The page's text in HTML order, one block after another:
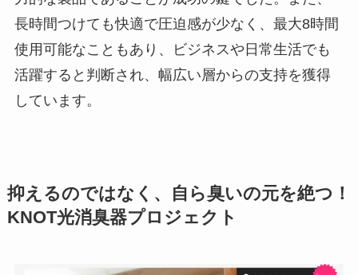
長時間つけても快適で圧迫感が少なく、最大8時間
使用可能なこともあり、ビジネスや日常生活でも
活躍すると判断され、幅広い層からの支持を獲得
しています。
抑えるのではなく、自ら臭いの元を絶つ！
KNOT光消臭器プロジェクト